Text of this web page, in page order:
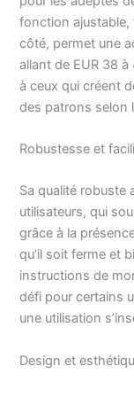
fonction ajustable,
côté, permet une
allant de EUR 38
à ceux qui créent
des patrons selon
Robustesse et
Sa qualité robuste
utilisateurs, qui
grâce à la
qu’il soit ferme et
instructions de
défi pour certains
une utilisation
Design et